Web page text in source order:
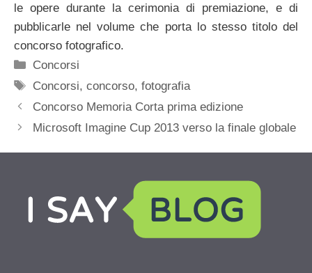
le opere durante la cerimonia di premiazione, e di
pubblicarle nel volume che porta lo stesso titolo del
concorso fotografico.
Categorie
Concorsi
Tag
Concorsi,concorso,fotografia
Concorso Memoria Corta prima edizione
Microsoft Imagine Cup 2013 verso la finale globale